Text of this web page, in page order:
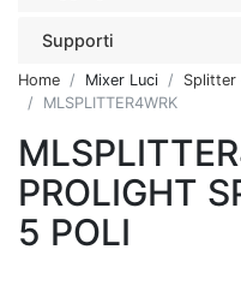
Supporti
Home Mixer Luci
Splitter
MLSPLITTER4WRK
PROLIGHT
5 POLI